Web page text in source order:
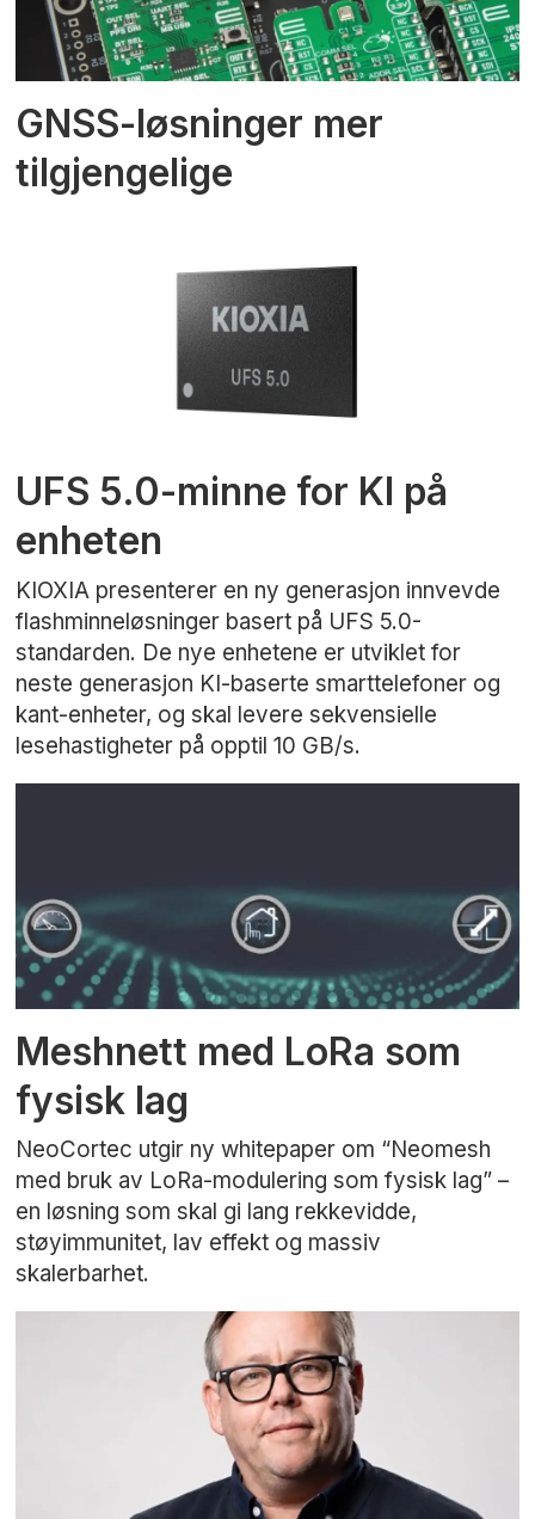
GNSS-løsninger mer
tilgjengelige
UFS 5.0-minne for KI på
enheten
KIOXIA presenterer en ny generasjon innvevde
flashminneløsninger basert på UFS 5.0-
standarden. De nye enhetene er utviklet for
neste generasjon KI-baserte smarttelefoner og
kant-enheter, og skal levere sekvensielle
lesehastigheter på opptil 10 GB/s.
Meshnett med LoRa som
fysisk lag
NeoCortec utgir ny whitepaper om “Neomesh
med bruk av LoRa-modulering som fysisk lag” –
en løsning som skal gi lang rekkevidde,
støyimmunitet, lav effekt og massiv
skalerbarhet.